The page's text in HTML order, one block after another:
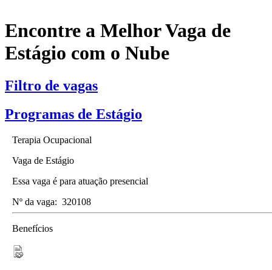
Encontre a Melhor Vaga de
Estágio com o Nube
Filtro de vagas
Programas de Estágio
Terapia Ocupacional
Vaga de Estágio
Essa vaga é para atuação presencial
Nº da vaga: 320108
Benefícios